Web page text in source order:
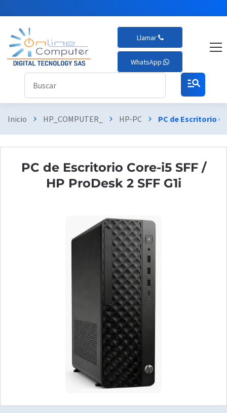
Llamar
WhatsApp
manage_search
Inicio chevron_right HP_COMPUTER_ chevron_right HP-PC chevron_right PC de Escritorio
PC de Escritorio Core-i5 SFF /
HP ProDesk 2 SFF G1i